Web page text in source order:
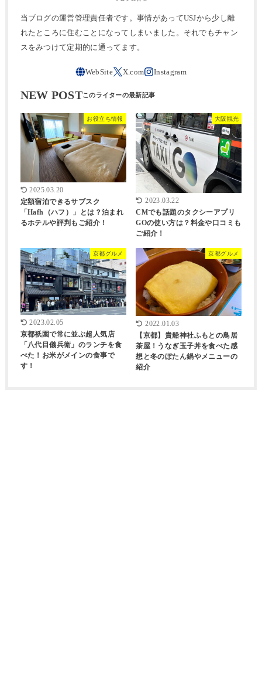
当ブログの運営管理責任者です。事情があってUSJから少し離
れたところに住むことになってしまいました。それでもチャン
スをみつけて定期的に通ってます。
NEW POST
お役立ち情報
2025.03.20
定額宿泊できるサブスク
「Hafh（ハフ）」とは？泊まれ
るホテルや評判もご紹介！
大阪観光
2023.03.22
CMでも話題のタクシーアプリ
GOの使い方は？料金や口コミも
ご紹介！
京都グルメ
2023.02.05
京都祇園で常に並ぶ超人気店
「八代目儀兵衛」のランチを食
べた！お米がメインの食事で
す！
京都グルメ
2022.01.03
【京都】貴船神社ふもとの鳥居
茶屋！うなぎ玉子丼を食べた感
想と冬のぼたん鍋やメニューの
紹介